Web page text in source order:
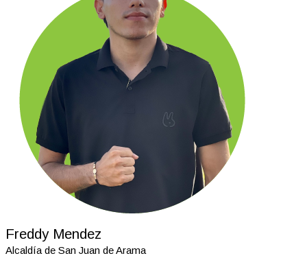
Freddy Mendez
Alcaldía de San Juan de Arama